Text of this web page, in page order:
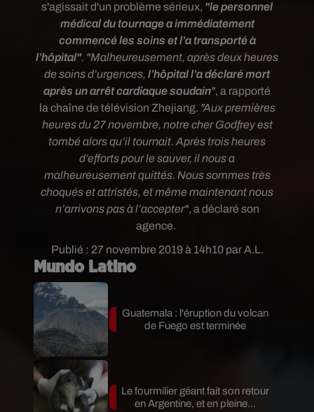
Publié : 27 novembre 2019 à 14h10 par A.L.
s'agissait d'un problème sérieux, "le personnel
médical du tournage a immédiatement
commencé les soins et l’a transporté à
l’hôpital". "Malheureusement, après deux heures
de soins d’urgences, l’hôpital l’a déclaré mort
après un arrêt cardiaque soudain", a rapporté
lachaîne de télévision Zhejiang. "Aux premières
heures du 27 novembre, notre cher Godfrey est
tombé alors qu’il tournait. Après trois heures
d’efforts pour le sauver, il nous a
malheureusement quittés. Nous sommes très
choqués et attristés, et même maintenant nous
n’arrivons pas à l’accepter", a déclaré son
agence.
Mundo Latino
Guatemala : l'éruption du volcan
de Fuego est terminée
Le fourmilier géant fait son retour
en Argentine, et en pleine...